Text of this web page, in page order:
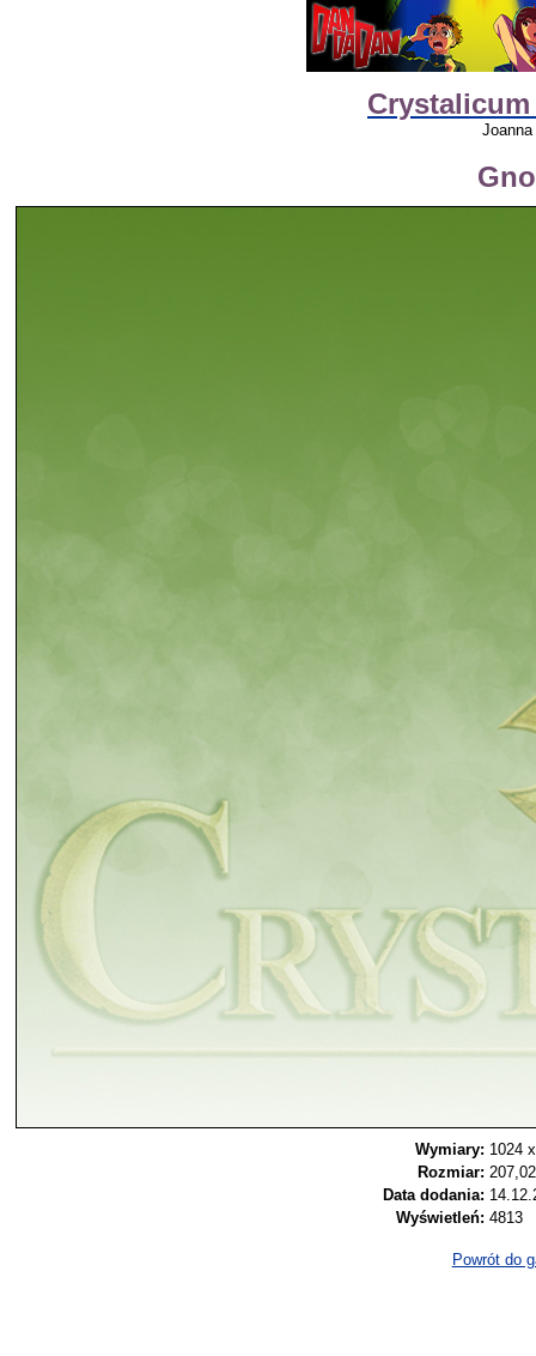
Joanna
Wymiary: 1024
Rozmiar:
Data dodania:
Wyświetleń: 4813
Powrót do